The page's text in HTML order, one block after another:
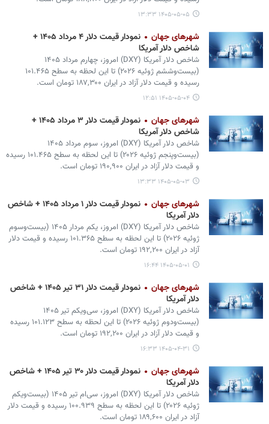
۱۴۰۵-۰۵-۰۵ ۱۳:۳۳
شهرهای جهان
نمودار قیمت دلار ۴ مرداد ۱۴۰۵ +
شاخص دلار آمریکا
شاخص دلار آمریکا (DXY) امروز، چهارم مرداد ۱۴۰۵
(بیست‌وششم ژوئیه ۲۰۲۶) تا این لحظه به سطح ۱۰۱.۴۶۵
رسیده و قیمت دلار آزاد در ایران ۱۸۷,۳۰۰ تومان است.
۱۴۰۵-۰۵-۰۴ ۱۲:۵۱
شهرهای جهان
نمودار قیمت دلار ۳ مرداد ۱۴۰۵ +
شاخص دلار آمریکا
شاخص دلار آمریکا (DXY) امروز، سوم مرداد ۱۴۰۵
(بیست‌وپنجم ژوئیه ۲۰۲۶) تا این لحظه به سطح ۱۰۱.۴۶۵ رسیده
و قیمت دلار آزاد در ایران ۱۹۰,۹۰۰ تومان است.
۱۴۰۵-۰۵-۰۳ ۱۳:۳۳
شهرهای جهان
نمودار قیمت دلار ۱ مرداد ۱۴۰۵ + شاخص
دلار آمریکا
شاخص دلار آمریکا (DXY) امروز، یکم مردار ۱۴۰۵ (بیست‌وسوم
ژوئیه ۲۰۲۶) تا این لحظه به سطح ۱۰۱.۳۶۵ رسیده و قیمت دلار
آزاد در ایران ۱۹۲,۲۰۰ تومان است.
۱۴۰۵-۰۵-۰۱ ۱۶:۴۴
شهرهای جهان
نمودار قیمت دلار ۳۱ تیر ۱۴۰۵ + شاخص
دلار آمریکا
شاخص دلار آمریکا (DXY) امروز، سی‌ویکم تیر ۱۴۰۵
(بیست‌ودوم ژوئیه ۲۰۲۶) تا این لحظه به سطح ۱۰۱.۱۲۳ رسیده
و قیمت دلار آزاد در ایران ۱۹۲,۲۰۰ تومان است.
۱۴۰۵-۰۴-۳۱ ۱۶:۳۳
شهرهای جهان
نمودار قیمت دلار ۳۰ تیر ۱۴۰۵ + شاخص
دلار آمریکا
شاخص دلار آمریکا (DXY) امروز، سی‌ام تیر ۱۴۰۵ (بیست‌ویکم
ژوئیه ۲۰۲۶) تا این لحظه به سطح ۱۰۰.۹۳۹ رسیده و قیمت دلار
آزاد در ایران ۱۸۹,۶۰۰ تومان است.